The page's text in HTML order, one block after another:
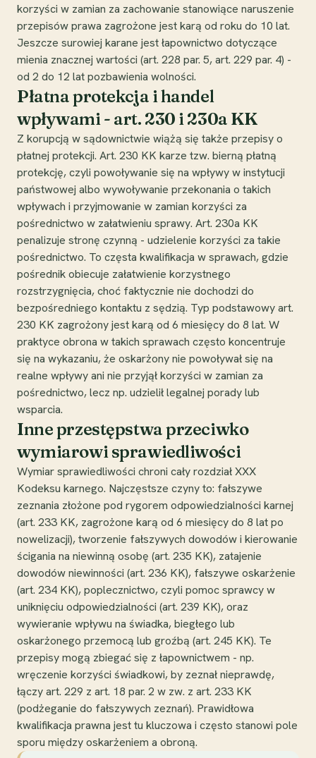
korzyści w zamian za zachowanie stanowiące naruszenie
przepisów prawa zagrożone jest karą od roku do 10 lat.
Jeszcze surowiej karane jest łapownictwo dotyczące
mienia znacznej wartości (art. 228 par. 5, art. 229 par. 4) -
od 2 do 12 lat pozbawienia wolności.
Płatna protekcja i handel
wpływami - art. 230 i 230a KK
Z korupcją w sądownictwie wiążą się także przepisy o
płatnej protekcji. Art. 230 KK karze tzw. bierną płatną
protekcję, czyli powoływanie się na wpływy w instytucji
państwowej albo wywoływanie przekonania o takich
wpływach i przyjmowanie w zamian korzyści za
pośrednictwo w załatwieniu sprawy. Art. 230a KK
penalizuje stronę czynną - udzielenie korzyści za takie
pośrednictwo. To częsta kwalifikacja w sprawach, gdzie
pośrednik obiecuje załatwienie korzystnego
rozstrzygnięcia, choć faktycznie nie dochodzi do
bezpośredniego kontaktu z sędzią. Typ podstawowy art.
230 KK zagrożony jest karą od 6 miesięcy do 8 lat. W
praktyce obrona w takich sprawach często koncentruje
się na wykazaniu, że oskarżony nie powoływał się na
realne wpływy ani nie przyjął korzyści w zamian za
pośrednictwo, lecz np. udzielił legalnej porady lub
wsparcia.
Inne przestępstwa przeciwko
wymiarowi sprawiedliwości
Wymiar sprawiedliwości chroni cały rozdział XXX
Kodeksu karnego. Najczęstsze czyny to: fałszywe
zeznania złożone pod rygorem odpowiedzialności karnej
(art. 233 KK, zagrożone karą od 6 miesięcy do 8 lat po
nowelizacji), tworzenie fałszywych dowodów i kierowanie
ścigania na niewinną osobę (art. 235 KK), zatajenie
dowodów niewinności (art. 236 KK), fałszywe oskarżenie
(art. 234 KK), poplecznictwo, czyli pomoc sprawcy w
uniknięciu odpowiedzialności (art. 239 KK), oraz
wywieranie wpływu na świadka, biegłego lub
oskarżonego przemocą lub groźbą (art. 245 KK). Te
przepisy mogą zbiegać się z łapownictwem - np.
wręczenie korzyści świadkowi, by zeznał nieprawdę,
łączy art. 229 z art. 18 par. 2 w zw. z art. 233 KK
(podżeganie do fałszywych zeznań). Prawidłowa
kwalifikacja prawna jest tu kluczowa i często stanowi pole
sporu między oskarżeniem a obroną.